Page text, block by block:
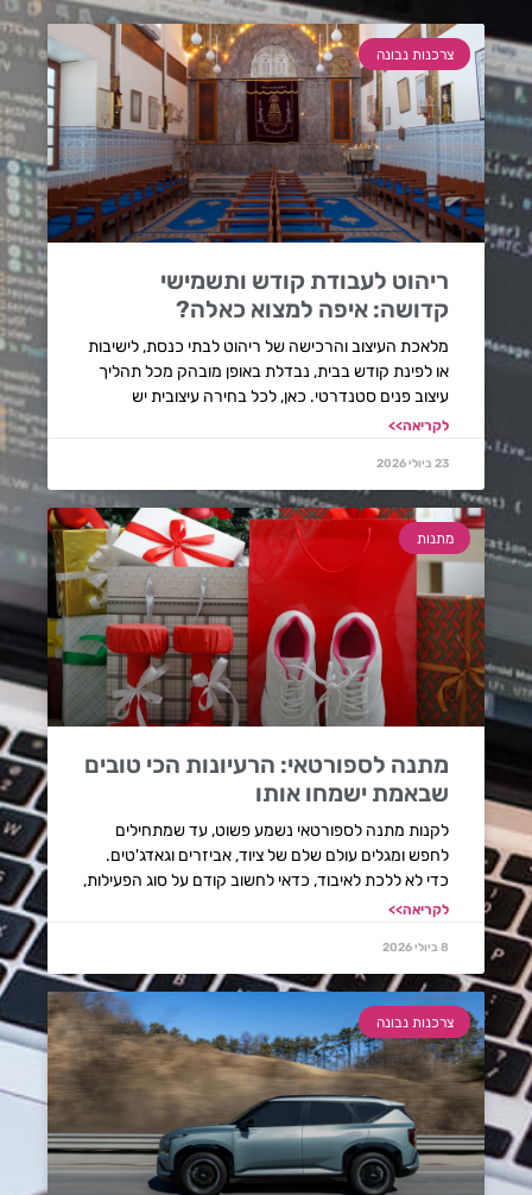
צרכנות נבונה
ריהוט לעבודת קודש ותשמישי
קדושה: איפה למצוא כאלה?
מלאכת העיצוב והרכישה של ריהוט לבתי כנסת, לישיבות
או לפינת קודש בבית, נבדלת באופן מובהק מכל תהליך
עיצוב פנים סטנדרטי. כאן, לכל בחירה עיצובית יש
לקריאה>>
23 ביולי 2026
מתנות
מתנה לספורטאי: הרעיונות הכי טובים
שבאמת ישמחו אותו
לקנות מתנה לספורטאי נשמע פשוט, עד שמתחילים
לחפש ומגלים עולם שלם של ציוד, אביזרים וגאדג'טים.
כדי לא ללכת לאיבוד, כדאי לחשוב קודם על סוג הפעילות,
לקריאה>>
8 ביולי 2026
צרכנות נבונה